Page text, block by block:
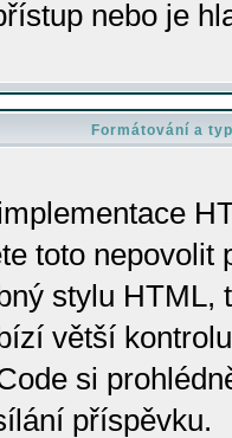
nebo je
Formátování a
toto
stylu HTML,
větší
si
příspěvku.